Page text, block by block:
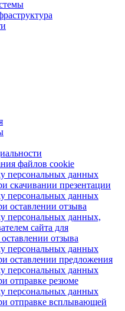
файлов cookie
персональных данных
скачивании презентации
персональных данных
оставлении отзыва
персональных данных,
сайта для
отзыва
персональных данных
оставлении предложения
персональных данных
отправке резюме
персональных данных
отправке всплывающей